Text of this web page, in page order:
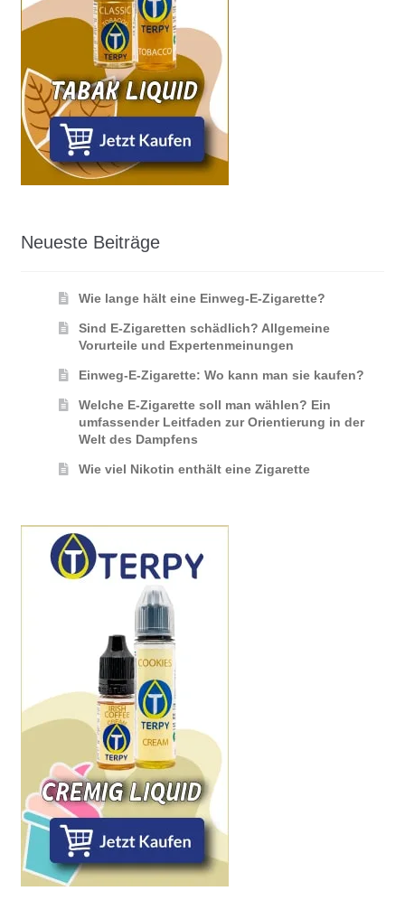
Neueste Beiträge
Wie lange hält eine Einweg-E-Zigarette?
Sind E-Zigaretten schädlich? Allgemeine
Vorurteile und Expertenmeinungen
Einweg-E-Zigarette: Wo kann man sie kaufen?
Welche E-Zigarette soll man wählen? Ein
umfassender Leitfaden zur Orientierung in der
Welt des Dampfens
Wie viel Nikotin enthält eine Zigarette